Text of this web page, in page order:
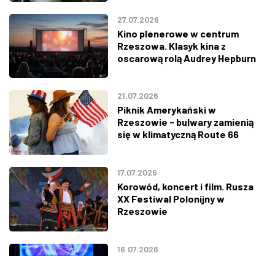
27.07.2026
Kino plenerowe w centrum
Rzeszowa. Klasyk kina z
oscarową rolą Audrey Hepburn
21.07.2026
Piknik Amerykański w
Rzeszowie - bulwary zamienią
się w klimatyczną Route 66
17.07.2026
Korowód, koncert i film. Rusza
XX Festiwal Polonijny w
Rzeszowie
16.07.2026